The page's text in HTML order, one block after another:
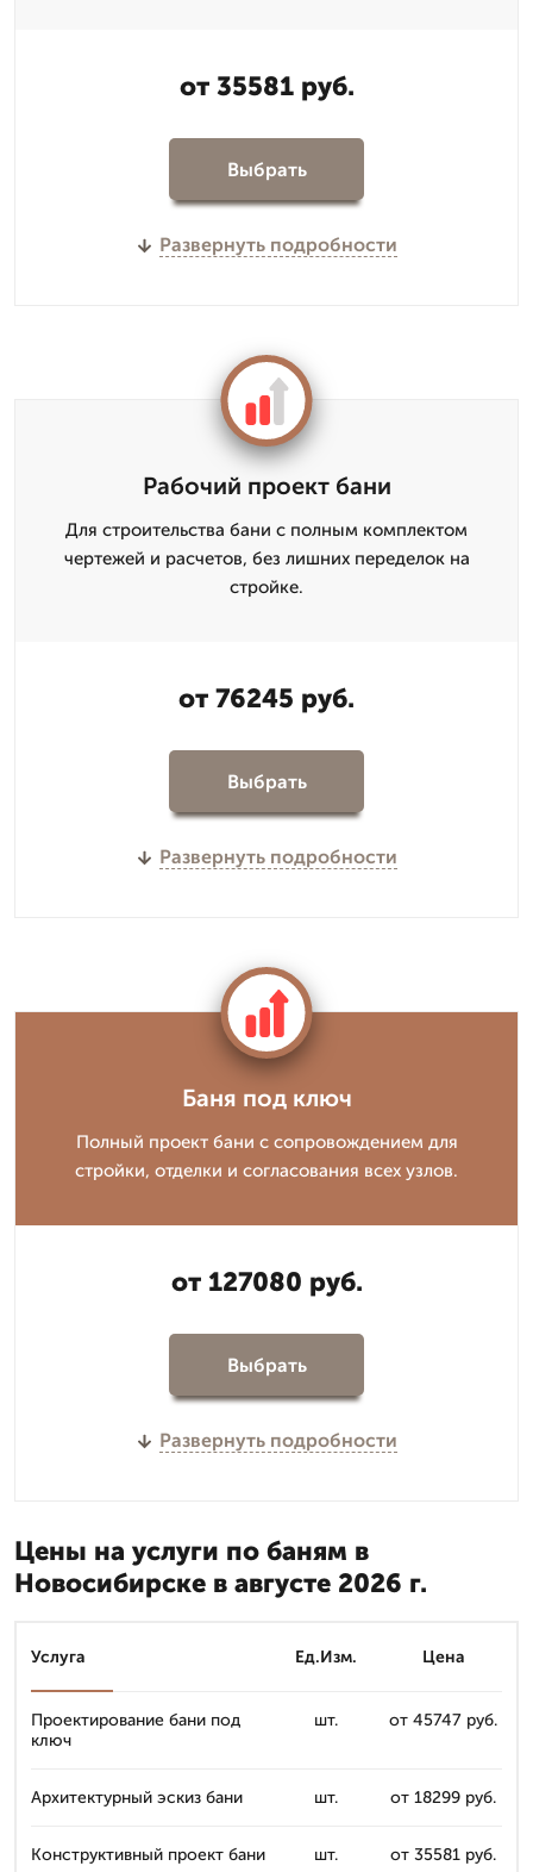
от 35581 руб.
Выбрать
Развернуть подробности
Рабочий проект бани
Для строительства бани с полным комплектом
чертежей и расчетов, без лишних переделок на
стройке.
от 76245 руб.
Выбрать
Развернуть подробности
Баня под ключ
Полный проект бани с сопровождением для
стройки, отделки и согласования всех узлов.
от 127080 руб.
Выбрать
Развернуть подробности
Цены на услуги по баням в
Новосибирске в августе 2026 г.
Услуга Ед.Изм. Цена
Проектирование бани под
ключ
шт. от 45747 руб.
Архитектурный эскиз бани шт. от 18299 руб.
Конструктивный проект бани шт. от 35581 руб.